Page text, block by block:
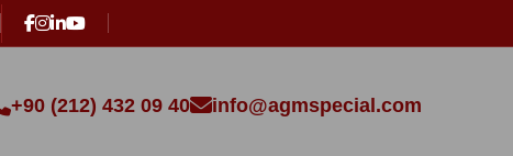
+90 (212) 432 09 40 info@agmspecial.com